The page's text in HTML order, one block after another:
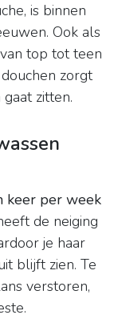
is binnen
Ook als
top tot teen
zorgt
zitten.
keer per week
de neiging
je haar
blijft zien. Te
verstoren,